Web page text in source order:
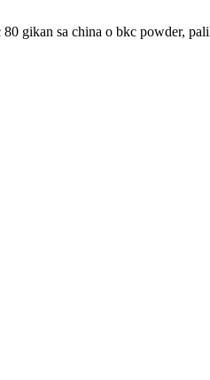
gikan sa china o bkc powder,